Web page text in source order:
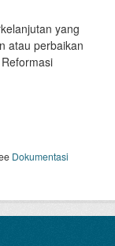
yang
atau perbaikan
Dokumentasi